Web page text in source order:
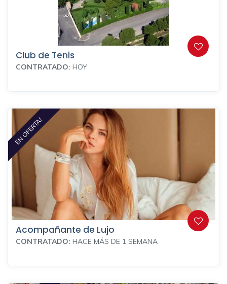
Club de Tenis
CONTRATADO: HOY
EN OFERTA!
Acompañante de Lujo
CONTRATADO: HACE MÁS DE 1 SEMANA